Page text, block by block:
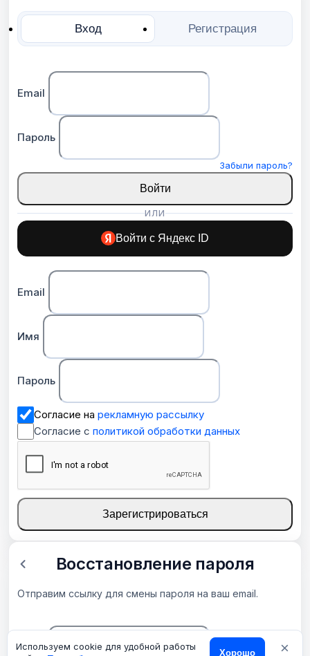
Используем cookie для удобной работы
Хорошо ×
Вход Регистрация
Email
Пароль
Забыли пароль?
Войти
ИЛИ
Войти с Яндекс ID
Email
Имя
Пароль
Согласие на рекламную рассылку
Согласие с политикой обработки данных
Зарегистрироваться
Восстановление пароля
Отправим ссылку для смены пароля на ваш email.
Email